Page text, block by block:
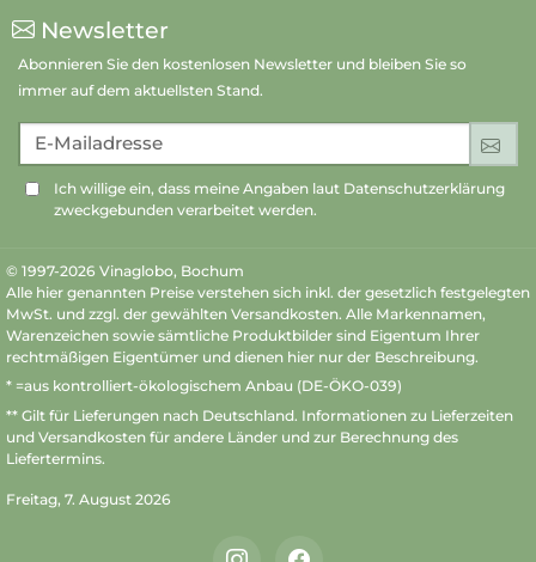
Newsletter
Abonnieren Sie den kostenlosen Newsletter und bleiben Sie so
immer auf dem aktuellsten Stand.
E-Mailadresse
Ich willige ein, dass meine Angaben laut Datenschutzerklärung
zweckgebunden verarbeitet werden.
© 1997-2026 Vinaglobo, Bochum
Alle hier genannten Preise verstehen sich inkl. der gesetzlich festgelegten
MwSt. und zzgl. der gewählten Versandkosten. Alle Markennamen,
Warenzeichen sowie sämtliche Produktbilder sind Eigentum Ihrer
rechtmäßigen Eigentümer und dienen hier nur der Beschreibung.
* =aus kontrolliert-ökologischem Anbau (DE-ÖKO-039)
** Gilt für Lieferungen nach Deutschland. Informationen zu Lieferzeiten
und Versandkosten für andere Länder und zur Berechnung des
Liefertermins.
Freitag, 7. August 2026